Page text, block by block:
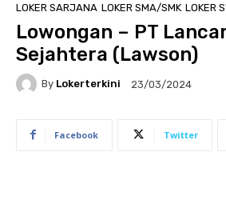
LOKER SARJANA LOKER SMA/SMK LOKER
Lowongan – PT
Sejahtera (Lawson)
By Lokerterkini 23/03/2024
Facebook Twitter